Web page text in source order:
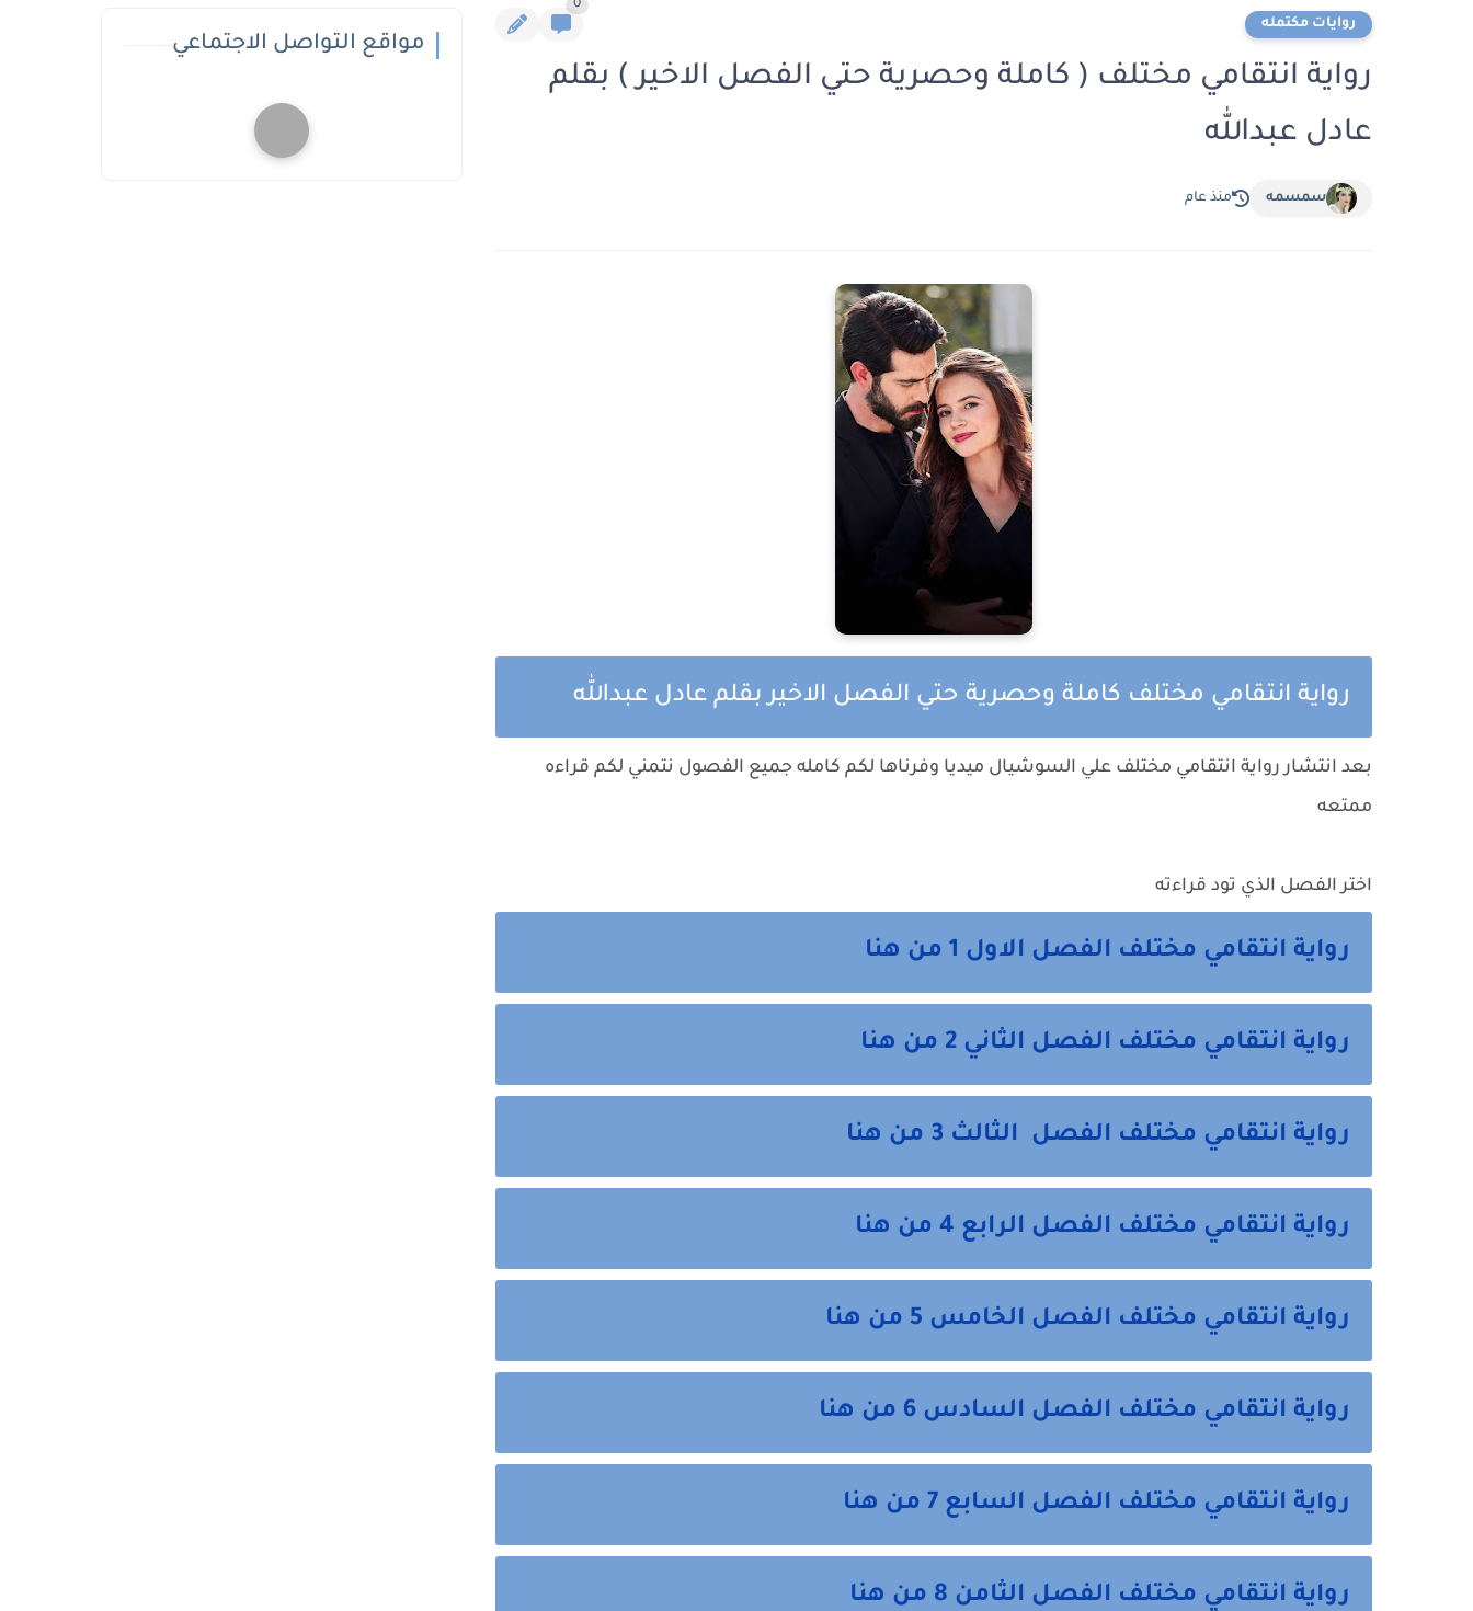
روايات مكتمله
0
رواية انتقامي مختلف ( كاملة وحصرية حتي الفصل الاخير ) بقلم
عادل عبدالله
سمسمه منذ عام
رواية انتقامي مختلف كاملة وحصرية حتي الفصل الاخير بقلم عادل عبدالله
بعد انتشار رواية انتقامي مختلف علي السوشيال ميديا وفرناها لكم كامله جميع الفصول نتمني لكم قراءه
ممتعه
اختر الفصل الذي تود قراءته
رواية انتقامي مختلف الفصل الاول 1 من هنا
رواية انتقامي مختلف الفصل الثاني 2 من هنا
رواية انتقامي مختلف الفصل الثالث 3 من هنا
رواية انتقامي مختلف الفصل الرابع 4 من هنا
رواية انتقامي مختلف الفصل الخامس 5 من هنا
رواية انتقامي مختلف الفصل السادس 6 من هنا
رواية انتقامي مختلف الفصل السابع 7 من هنا
رواية انتقامي مختلف الفصل الثامن 8 من هنا
مواقع التواصل الاجتماعي